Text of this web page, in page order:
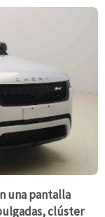
una pantalla
clúster